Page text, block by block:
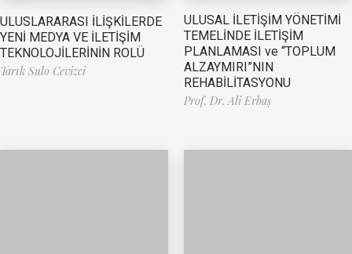
ULUSLARARASI İLİŞKİLERDE
YENİ MEDYA VE İLETİŞİM
TEKNOLOJİLERİNİN ROLÜ
Tarık Sulo Cevizci
ULUSAL İLETİŞİM YÖNETİMİ
TEMELİNDE İLETİŞİM
PLANLAMASI ve “TOPLUM
ALZAYMIRI”NIN
REHABİLİTASYONU
Prof. Dr. Ali Erbaş